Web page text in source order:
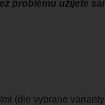
problému užijete
(dle vybrané